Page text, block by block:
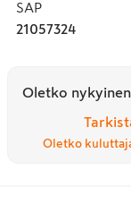
SAP
21057324
Oletko
Oletko